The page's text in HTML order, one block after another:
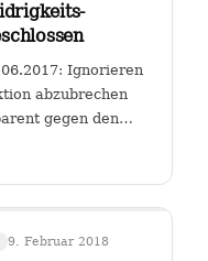
Ignorieren
abzubrechen
gegen den
9. Februar 2018